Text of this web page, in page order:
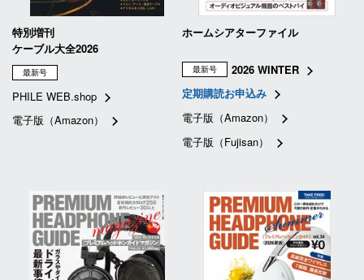
特別増刊
ケーブル大全2026
最新号
PHILE WEB.shop
電子版（Amazon）
ホームシアターファイル
最新号
2026 WINTER
定期購読お申込み
電子版（Amazon）
電子版（Fujisan）